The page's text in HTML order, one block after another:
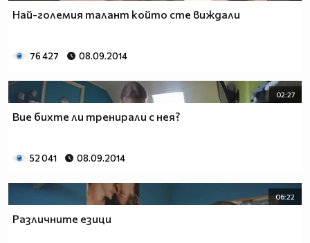
Най-големия талант който сте виждали
76 427 08.09.2014
02:27
Вие бихте ли тренирали с нея?
52 041 08.09.2014
06:22
Различните езици